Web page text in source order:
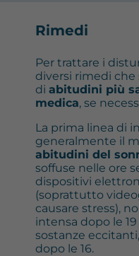
Rimedi
Per trattare i
diversi rimedi che
di abitudini più
medica, se
La prima linea di
generalmente il
abitudini del
soffuse nelle ore
dispositivi
(soprattutto
causare stress),
intensa dopo le
sostanze
dopo le 16.